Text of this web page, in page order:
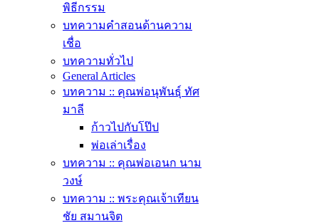
พิธีกรรม
บทความคำสอนด้านความ
เชื่อ
บทความทั่วไป
General Articles
บทความ :: คุณพ่อนุพันธุ์ ทัศ
มาลี
ก้าวไปกับโป๊ป
พ่อเล่าเรื่อง
บทความ :: คุณพ่อเอนก นาม
วงษ์
บทความ :: พระคุณเจ้าเทียน
ชัย สมานจิต